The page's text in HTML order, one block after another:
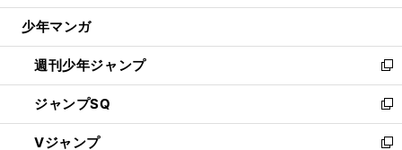
ウ
開
く
少年マンガ
週刊少年ジャンプ
新
し
い
ウ
ィ
ジャンプSQ
新
し
い
Vジャンプ
新